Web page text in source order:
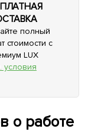
полный
стоимости с
LUX
условия
о работе